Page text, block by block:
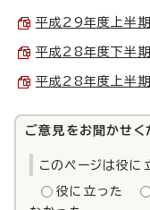
平成29年度上半
平成28年度下半
平成28年度上半
ご意見をお聞かせく
このページは役に
役に立った